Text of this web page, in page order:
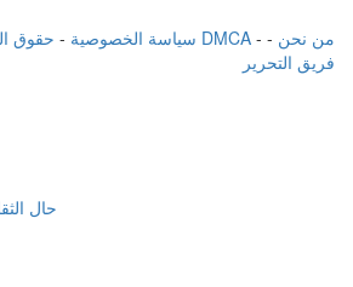
سياسة الخصوصية - حقوق الملكية الفكرية DMCA - من نحن -
فريق التحرير
حال